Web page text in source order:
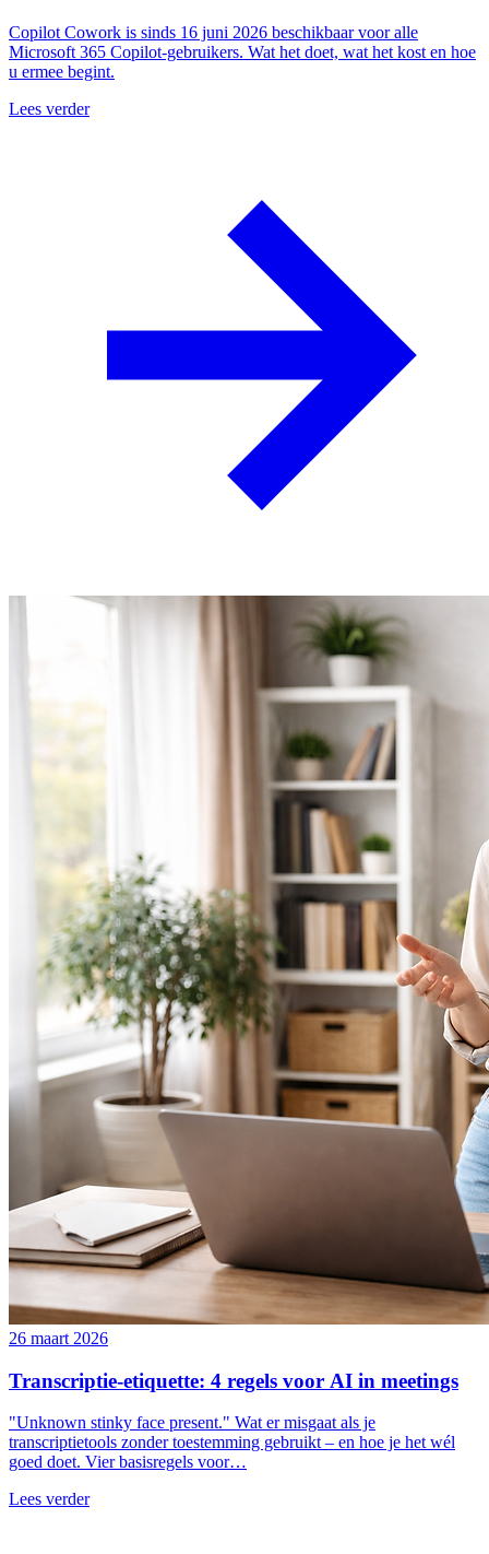
Copilot Cowork is sinds 16 juni 2026 beschikbaar voor alle
Microsoft 365 Copilot-gebruikers. Wat het doet, wat het kost en hoe
u ermee begint.
Lees verder
26 maart 2026
Transcriptie-etiquette: 4 regels voor AI in meetings
"Unknown stinky face present." Wat er misgaat als je
transcriptietools zonder toestemming gebruikt – en hoe je het wél
goed doet. Vier basisregels voor…
Lees verder